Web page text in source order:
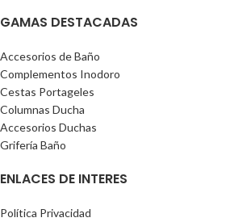
GAMAS DESTACADAS
Accesorios de Baño
Complementos Inodoro
Cestas Portageles
Columnas Ducha
Accesorios Duchas
Grifería Baño
ENLACES DE INTERES
Política Privacidad